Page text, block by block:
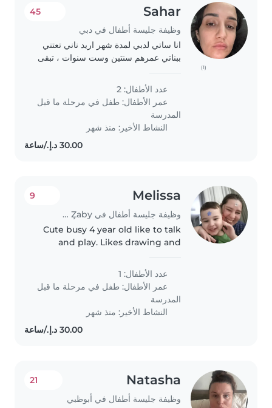
(1)
Sahar
وظيفة جليسة أطفال في دبي
45
انا ساتي لدبي لمدة شهر اريد ناني تعتني
ببناتي عمرهم سنتين وست سنوات ، تبقى
صبوره تنظف البيت، شهر مع اقامه معنا
بالشقه ، تتكلم اللغه العربيه ،..
عدد الأطفال: 2
عمر الأطفال: طفل في مرحلة ما قبل
المدرسة
النشاط الأخير: منذ شهر
Melissa
وظيفة جليسة أطفال في Jazīrat Abū Z̧aby
9
Cute busy 4 year old like to talk
and play. Likes drawing and
عدد الأطفال: 1
عمر الأطفال: طفل في مرحلة ما قبل
المدرسة
النشاط الأخير: منذ شهر
Natasha
وظيفة جليسة أطفال في أبوظبي
21